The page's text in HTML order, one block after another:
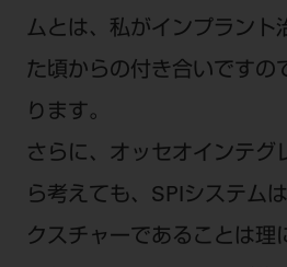
ムとは、私がインプラント
た頃からの付き合いですの
ります。
さらに、オッセオインテグ
ら考えても、SPIシステム
クスチャーであることは理
個人情報保護方針 特定商取引